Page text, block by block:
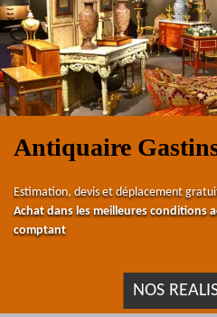
Antiquaire
Estimation, devis et déplacement
Achat dans les meilleures conditions
comptant
NOS